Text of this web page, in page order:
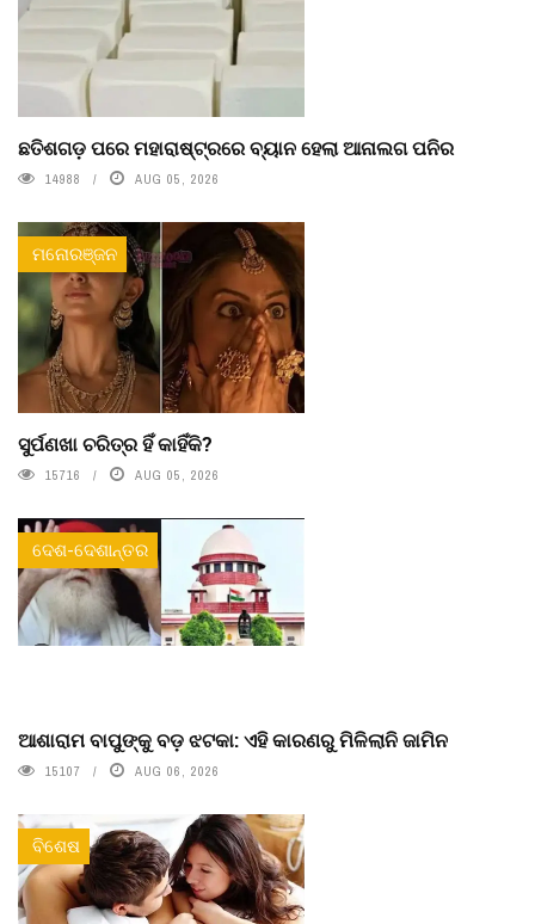
ଛତିଶଗଡ଼ ପରେ ମହାରାଷ୍ଟ୍ରରେ ବ୍ୟାନ ହେଲା ଆନାଲଗ ପନିର
14988 AUG 05, 2026
ମନୋରଞ୍ଜନ
ସୁର୍ପଣଖା ଚରିତ୍ର ହିଁ କାହିଁକି?
15716 AUG 05, 2026
ଦେଶ-ଦେଶାନ୍ତର
ଆଶାରାମ ବାପୁଙ୍କୁ ବଡ଼ ଝଟକା: ଏହି କାରଣରୁ ମିଳିଲାନି ଜାମିନ
15107 AUG 06, 2026
ବିଶେଷ